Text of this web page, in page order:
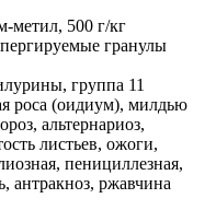
метил, 500 г/кг
гранулы
группа 11
роса (оидиум), милдью
альтернариоз,
листьев, ожоги,
пенициллезная,
антракноз, ржавчина